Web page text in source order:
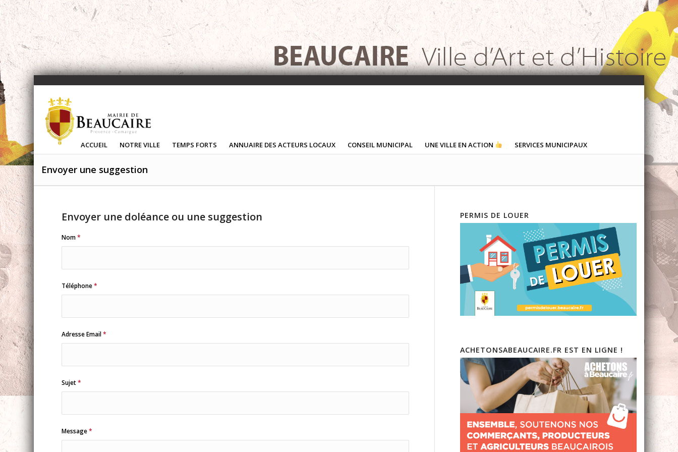
ACCUEIL NOTRE VILLE TEMPS FORTS ANNUAIRE DES ACTEURS LOCAUX CONSEIL MUNICIPAL UNE VILLE EN ACTION SERVICES MUNICIPAUX
Envoyer une suggestion
Envoyer une doléance ou une suggestion
Nom*
Téléphone*
Adresse Email*
Sujet*
Message*
PERMIS DE LOUER
ACHETONSABEAUCAIRE.FR EST EN LIGNE !